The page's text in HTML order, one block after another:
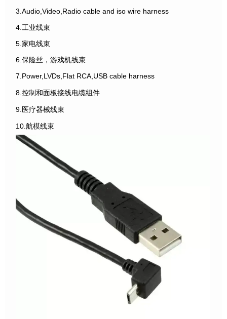
3.Audio,Video,Radio cable and iso wire harness
4.工业线束
5.家电线束
6.保险丝，游戏机线束
7.Power,LVDs,Flat RCA,USB cable harness
8.控制和面板接线电缆组件
9.医疗器械线束
10.航模线束